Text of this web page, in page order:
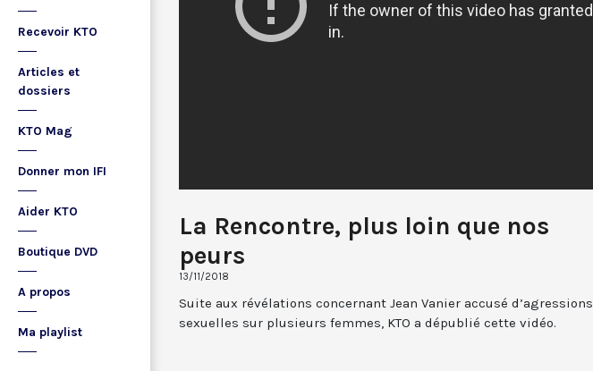
Recevoir KTO
Articles et
dossiers
KTO Mag
Donner mon IFI
Aider KTO
Boutique DVD
A propos
Ma playlist
La Rencontre, plus loin que nos
peurs
13/11/2018
Suite aux révélations concernant Jean Vanier accusé d’agressions
sexuelles sur plusieurs femmes, KTO a dépublié cette vidéo.